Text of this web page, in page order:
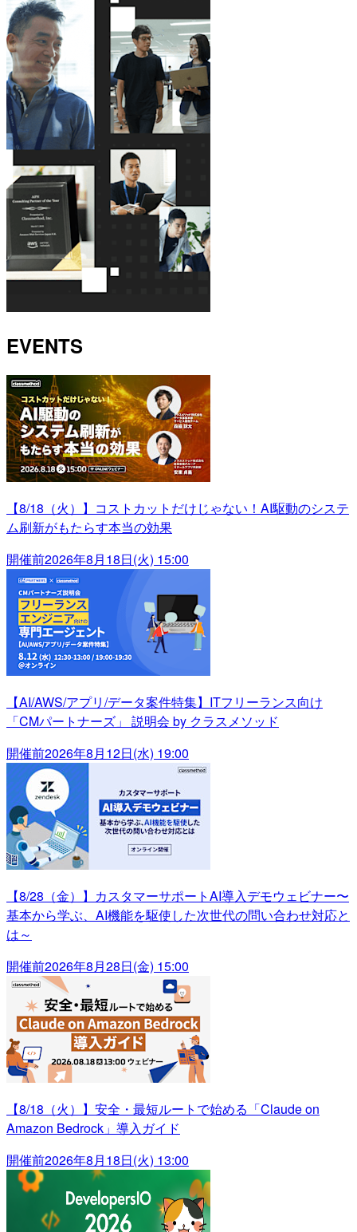
EVENTS
【8/18（火）】コストカットだけじゃない！AI駆動のシステ
ム刷新がもたらす本当の効果
開催前2026年8月18日(火) 15:00
【AI/AWS/アプリ/データ案件特集】ITフリーランス向け
「CMパートナーズ」 説明会 by クラスメソッド
開催前2026年8月12日(水) 19:00
【8/28（金）】カスタマーサポートAI導入デモウェビナー〜
基本から学ぶ、AI機能を駆使した次世代の問い合わせ対応と
は～
開催前2026年8月28日(金) 15:00
【8/18（火）】安全・最短ルートで始める「Claude on
Amazon Bedrock」導入ガイド
開催前2026年8月18日(火) 13:00